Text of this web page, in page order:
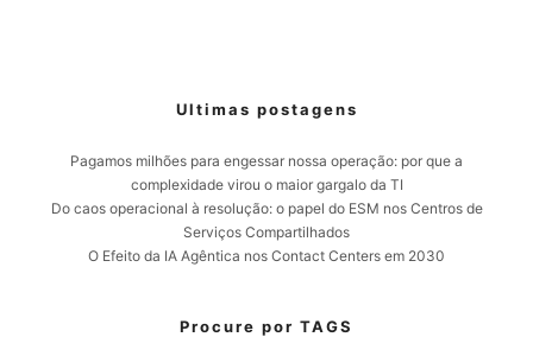
Ultimas postagens
Pagamos milhões para engessar nossa operação: por que a
complexidade virou o maior gargalo da TI
Do caos operacional à resolução: o papel do ESM nos Centros de
Serviços Compartilhados
O Efeito da IA Agêntica nos Contact Centers em 2030
Procure por TAGS